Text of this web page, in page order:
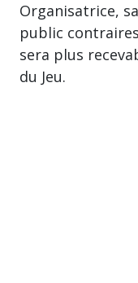
Organisatrice,
public
sera plus
du Jeu.